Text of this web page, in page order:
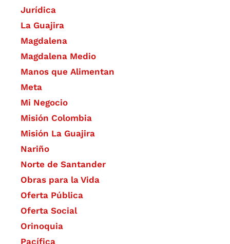
Jurídica
La Guajira
Magdalena
Magdalena Medio
Manos que Alimentan
Meta
Mi Negocio
Misión Colombia
Misión La Guajira
Nariño
Norte de Santander
Obras para la Vida
Oferta Pública
Oferta Social​​
Orinoquia
Pacífica